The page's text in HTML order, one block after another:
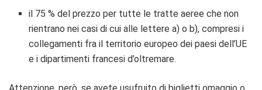
il 75 % del prezzo per tutte le tratte aeree che non
rientrano nei casi di cui alle lettere a) o b), compresi i
collegamenti fra il territorio europeo dei paesi dell’UE
e i dipartimenti francesi d’oltremare.
Attenzione, però, se avete usufruito di biglietti omaggio o